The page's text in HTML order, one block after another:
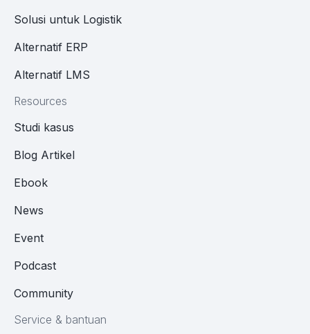
Solusi untuk Logistik
Alternatif ERP
Alternatif LMS
Resources
Studi kasus
Blog Artikel
Ebook
News
Event
Podcast
Community
Service & bantuan